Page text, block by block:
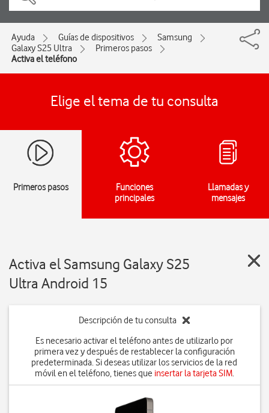
Ayuda Guías de dispositivos
Samsung
Galaxy S25 Ultra
Primeros pasos
Activa el teléfono
Elige el tema de tu consulta
Primeros pasos
Funciones
principales
Llamadas y
mensajes
Activa el Samsung Galaxy S25
Ultra Android 15
Descripción de tu consulta
Es necesario activar el teléfono antes de utilizarlo por
primera vez y después de restablecer la configuración
predeterminada. Si deseas utilizar los servicios de la red
móvil en el teléfono, tienes que insertar la tarjeta SIM.